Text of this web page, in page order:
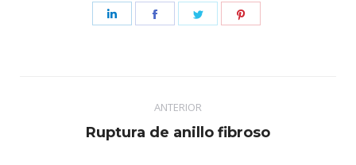
Share
Share
Share
publicaciones
ANTERIOR
Publicación
Ruptura de anillo fibroso